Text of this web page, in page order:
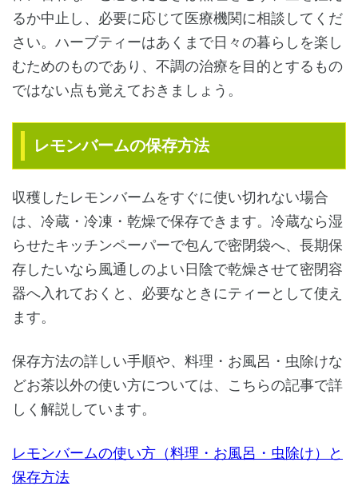
るか中止し、必要に応じて医療機関に相談してくだ
さい。ハーブティーはあくまで日々の暮らしを楽し
むためのものであり、不調の治療を目的とするもの
ではない点も覚えておきましょう。
レモンバームの保存方法
収穫したレモンバームをすぐに使い切れない場合
は、冷蔵・冷凍・乾燥で保存できます。冷蔵なら湿
らせたキッチンペーパーで包んで密閉袋へ、長期保
存したいなら風通しのよい日陰で乾燥させて密閉容
器へ入れておくと、必要なときにティーとして使え
ます。
保存方法の詳しい手順や、料理・お風呂・虫除けな
どお茶以外の使い方については、こちらの記事で詳
しく解説しています。
レモンバームの使い方（料理・お風呂・虫除け）と
保存方法